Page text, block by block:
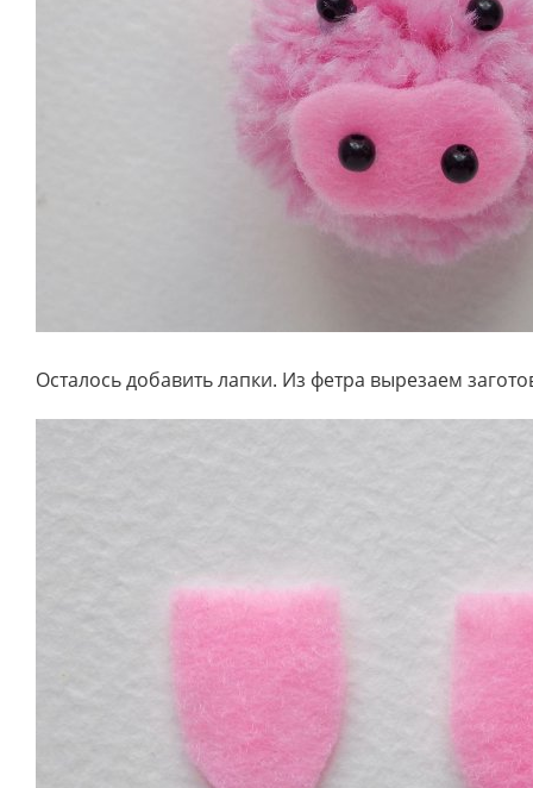
Осталось добавить лапки. Из фетра вырезаем